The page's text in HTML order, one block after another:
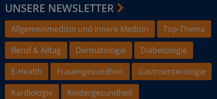
UNSERE NEWSLETTER
Allgemeinmedizin und Innere Medizin
Top-Thema
Beruf & Alltag
Dermatologie
Diabetologie
E-Health
Frauengesundheit
Gastroenterologie
Kardiologie
Kindergesundheit